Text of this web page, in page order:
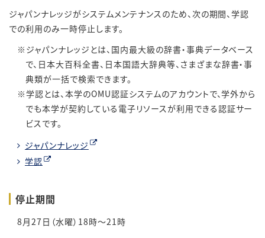
ジャパンナレッジがシステムメンテナンスのため、次の期間、学認
での利用のみ一時停止します。
ジャパンナレッジとは、国内最大級の辞書・事典データベース
で、日本大百科全書、日本国語大辞典等、さまざまな辞書・事
典類が一括で検索できます。
学認とは、本学のOMU認証システムのアカウントで、学外から
でも本学が契約している電子リソースが利用できる認証サー
ビスです。
ジャパンナレッジ
学認
停止期間
8月27日（水曜）18時～21時